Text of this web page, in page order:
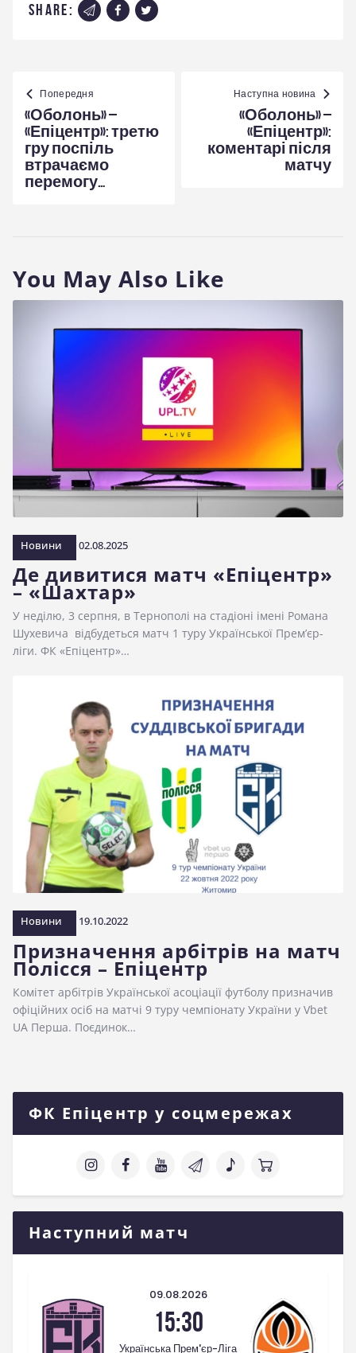
share:
Навігація
записів
Попередня
«Оболонь» –
«Епіцентр»: третю
гру поспіль
втрачаємо
перемогу…
Наступна новина
«Оболонь» –
«Епіцентр»:
коментарі після
матчу
You May Also Like
Новини 02.08.2025
Де дивитися матч «Епіцентр»
– «Шахтар»
У неділю, 3 серпня, в Тернополі на стадіоні імені Романа
Шухевича відбудеться матч 1 туру Української Прем’єр-
ліги. ФК «Епіцентр»…
Новини 19.10.2022
Призначення арбітрів на матч
Полісся – Епіцентр
Комітет арбітрів Української асоціації футболу призначив
офіційних осіб на матчі 9 туру чемпіонату України у Vbet
UA Перша. Поєдинок…
ФК Епіцентр у соцмережах
Наступний матч
09.08.2026
15:30
Українська Прем'єр-Ліга